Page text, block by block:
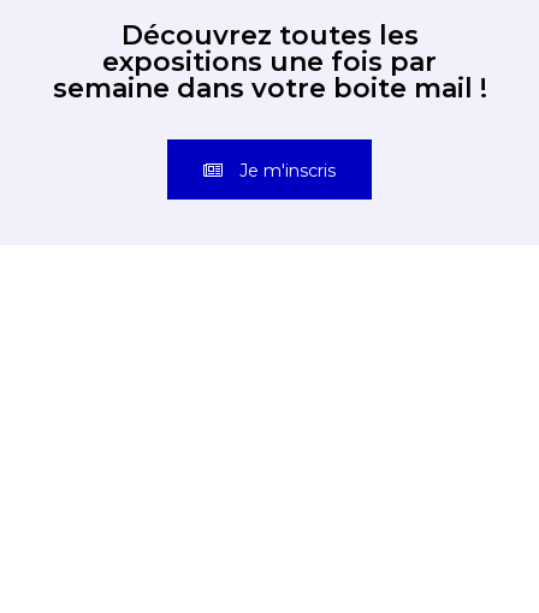
Découvrez toutes les
expositions une fois par
semaine dans votre boite mail !
Je m'inscris